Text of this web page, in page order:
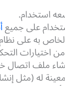
استخدام.
على جميع
به على
اختيارات
ملف
له (مثل